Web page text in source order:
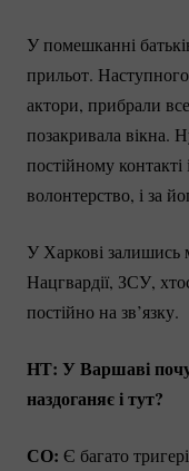
У помешканні
прильот.
актори, прибрали
позакривала вікна.
постійному
волонтерство, і за
У Харкові залишись
Нацгвардії, ЗСУ,
постійно на зв’язку.
НТ: У Варшаві
наздоганяє і тут?
СО: Є багато